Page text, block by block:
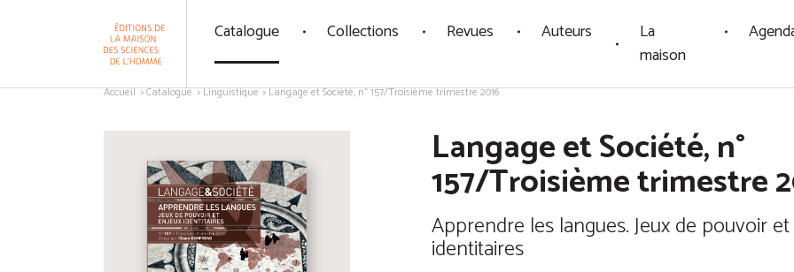
Catalogue Collections Revues Auteurs
La
maison
Accueil Catalogue Linguistique Langage et Société, n° 157/Troisième trimestre 2016
Langage et Société, n°
157/Troisième trimestre
Apprendre les langues. Jeux de pouvoir
identitaires